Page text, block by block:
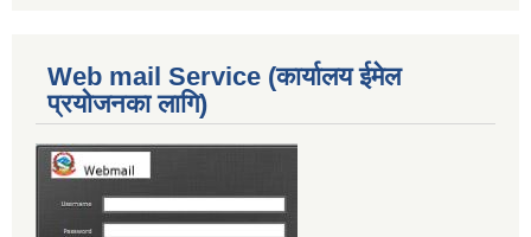
Web mail Service (कार्यालय ईमेल
प्रयोजनका लागि)